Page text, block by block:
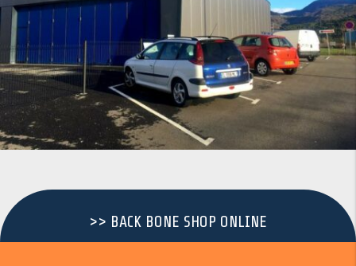
>> BACK BONE SHOP ONLINE